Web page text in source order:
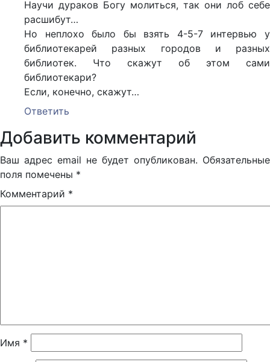
Научи дураков Богу молиться, так они лоб себе
расшибут…
Но неплохо было бы взять 4-5-7 интервью у
библиотекарей разных городов и разных
библиотек. Что скажут об этом сами
библиотекари?
Если, конечно, скажут…
Ответить
Добавить комментарий
Ваш адрес email не будет опубликован. Обязательные
поля помечены *
Комментарий *
Имя *